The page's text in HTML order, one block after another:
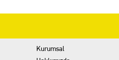
Kurumsal